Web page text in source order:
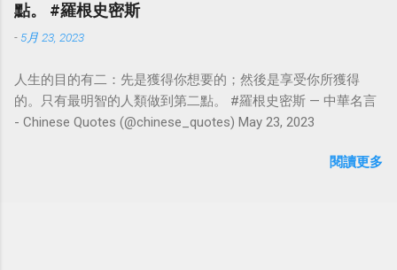
點。 #羅根史密斯
- 5月 23, 2023
人生的目的有二：先是獲得你想要的；然後是享受你所獲得
的。只有最明智的人類做到第二點。 #羅根史密斯 — 中華名言
- Chinese Quotes (@chinese_quotes) May 23, 2023
閱讀更多